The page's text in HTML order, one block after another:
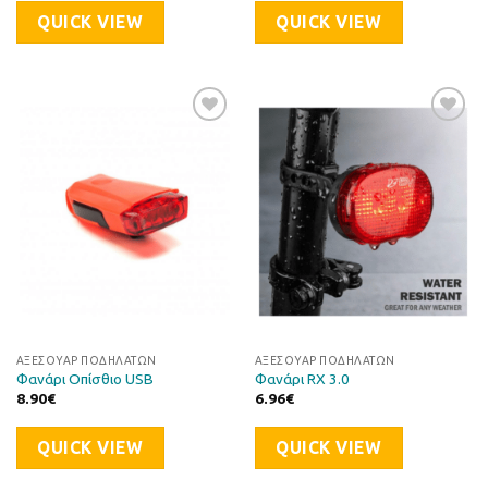
QUICK VIEW QUICK VIEW
ΑΞΕΣΟΥΆΡ ΠΟΔΗΛΆΤΩΝ
Φανάρι Οπίσθιο USB
8.90€
QUICK VIEW
Επιθυμιών
ΑΞΕΣΟΥΆΡ ΠΟΔΗΛΆΤΩΝ
Φανάρι RX 3.0
6.96€
QUICK VIEW